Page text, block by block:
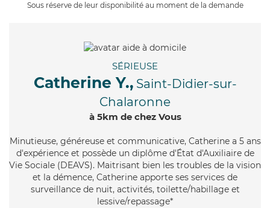
Sous réserve de leur disponibilité au moment de la demande
SÉRIEUSE
Catherine Y., Saint-Didier-sur-
Chalaronne
à 5km de chez Vous
Minutieuse, généreuse et communicative, Catherine a 5 ans
d'expérience et possède un diplôme d'État d'Auxiliaire de
Vie Sociale (DEAVS). Maitrisant bien les troubles de la vision
et la démence, Catherine apporte ses services de
surveillance de nuit, activités, toilette/habillage et
lessive/repassage*